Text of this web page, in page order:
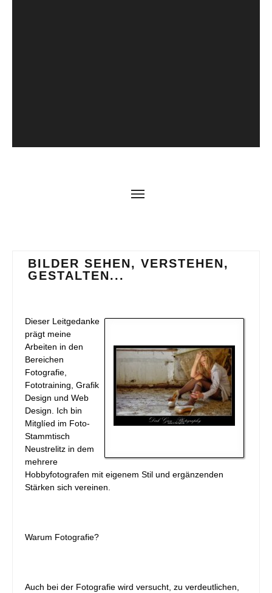
BILDER SEHEN, VERSTEHEN,
GESTALTEN...
Dieser Leitgedanke
prägt meine
Arbeiten in den
Bereichen
Fotografie,
Fototraining, Grafik
Design und Web
Design. Ich bin
Mitglíed im Foto-
Stammtisch
Neustrelitz in dem
mehrere
Hobbyfotografen mit eigenem Stil und ergänzenden
Stärken sich vereinen.
Warum Fotografie?
Auch bei der Fotografie wird versucht, zu verdeutlichen,